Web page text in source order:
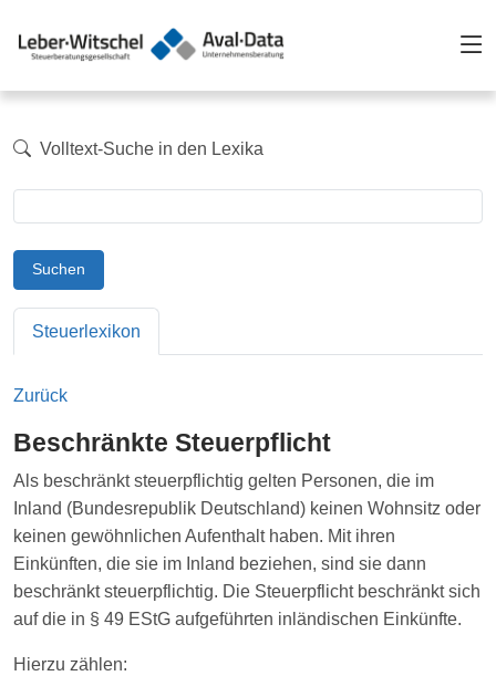
Volltext-Suche in den Lexika
Suchen
Steuerlexikon
Zurück
Beschränkte Steuerpflicht
Als beschränkt steuerpflichtig gelten Personen, die im
Inland (Bundesrepublik Deutschland) keinen Wohnsitz oder
keinen gewöhnlichen Aufenthalt haben. Mit ihren
Einkünften, die sie im Inland beziehen, sind sie dann
beschränkt steuerpflichtig. Die Steuerpflicht beschränkt sich
auf die in § 49 EStG aufgeführten inländischen Einkünfte.
Hierzu zählen: